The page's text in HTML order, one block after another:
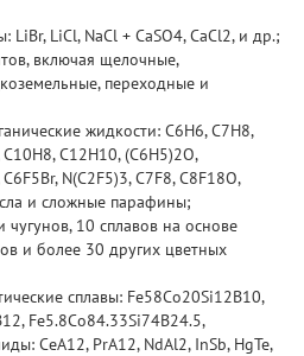
LiBr, LiCl, NaCl + CaSO4, CaCl2, и др.;
включая щелочные,
переходные и
жидкости: C6H6, C7H8,
C12H10, (C6H5)2O,
N(C2F5)3, C7F8, C8F18O,
и сложные парафины;
10 сплавов на основе
и более 30 других цветных
сплавы: Fe58Co20Si12B10,
Fe5.8Co84.33Si74B24.5,
CeA12, PrA12, NdAl2, InSb, HgTe,